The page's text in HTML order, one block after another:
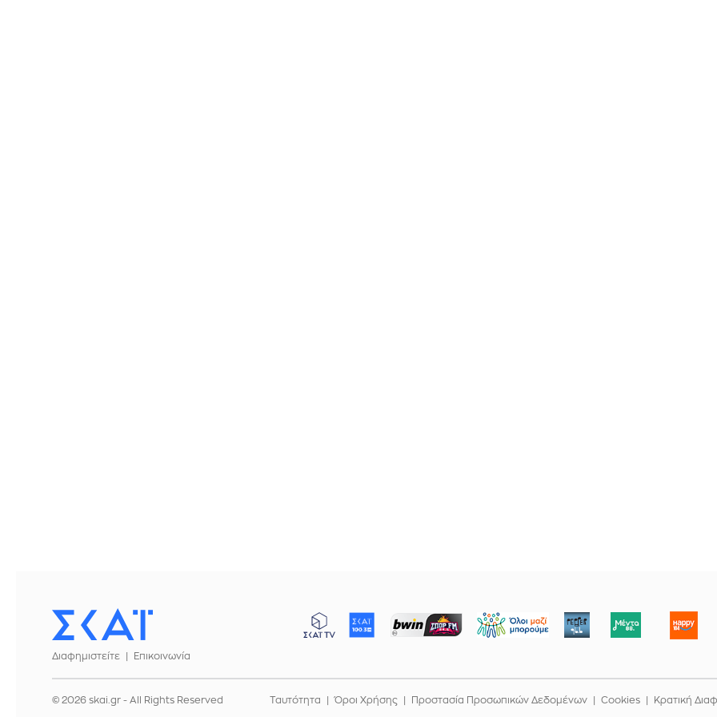
Διαφημιστείτε
Επικοινωνία
© 2026 skai.gr - All Rights Reserved Ταυτότητα Όροι Χρήσης Προστασία Προσωπικών Δεδομένων Cookies Κρατική